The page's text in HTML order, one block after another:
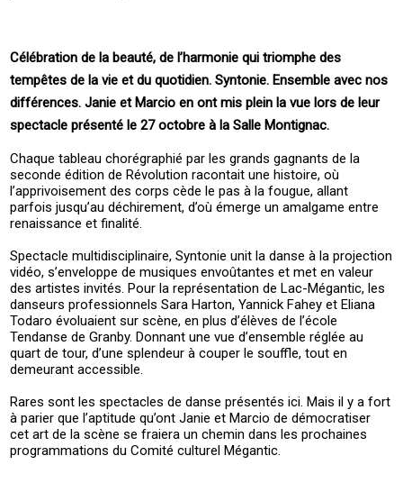
Célébration de la beauté, de l’harmonie qui triomphe des
tempêtes de la vie et du quotidien. Syntonie. Ensemble avec nos
différences. Janie et Marcio en ont mis plein la vue lors de leur
spectacle présenté le 27 octobre à la Salle Montignac.
Chaque tableau chorégraphié par les grands gagnants de la
seconde édition de Révolution racontait une histoire, où
l’apprivoisement des corps cède le pas à la fougue, allant
parfois jusqu’au déchirement, d’où émerge un amalgame entre
renaissance et finalité.
Spectacle multidisciplinaire, Syntonie unit la danse à la projection
vidéo, s’enveloppe de musiques envoûtantes et met en valeur
des artistes invités. Pour la représentation de Lac-Mégantic, les
danseurs professionnels Sara Harton, Yannick Fahey et Eliana
Todaro évoluaient sur scène, en plus d’élèves de l’école
Tendanse de Granby. Donnant une vue d’ensemble réglée au
quart de tour, d’une splendeur à couper le souffle, tout en
demeurant accessible.
Rares sont les spectacles de danse présentés ici. Mais il y a fort
à parier que l’aptitude qu’ont Janie et Marcio de démocratiser
cet art de la scène se fraiera un chemin dans les prochaines
programmations du Comité culturel Mégantic.